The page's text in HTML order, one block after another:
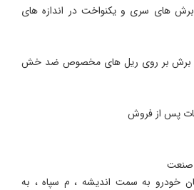
های سری و یکنواخت در اندازه های
برش بر روی ریل های مخصوص ضد خش
خودرو به سمت اندیشه ، م سپاه ، به